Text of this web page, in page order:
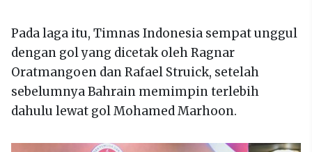
Pada laga itu, Timnas Indonesia sempat unggul
dengan gol yang dicetak oleh Ragnar
Oratmangoen dan Rafael Struick, setelah
sebelumnya Bahrain memimpin terlebih
dahulu lewat gol Mohamed Marhoon.